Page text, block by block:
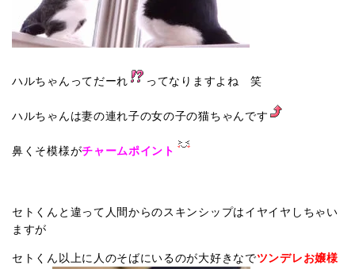
ハルちゃんってだーれ ってなりますよね 笑
ハルちゃんは妻の連れ子の女の子の猫ちゃんです
鼻くそ模様がチャームポイント
セトくんと違って人間からのスキンシップはイヤイヤしちゃい
ますが
セトくん以上に人のそばにいるのが大好きなでツンデレお嬢様